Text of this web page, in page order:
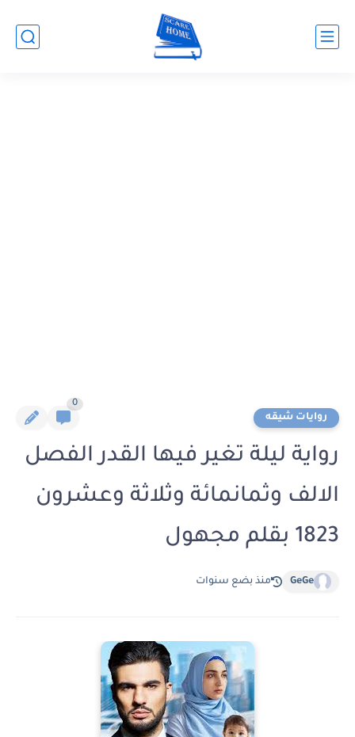
روايات شيقه
0
رواية ليلة تغير فيها القدر الفصل
الالف وثمانمائة وثلاثة وعشرون
1823 بقلم مجهول
GeGe منذ بضع سنوات